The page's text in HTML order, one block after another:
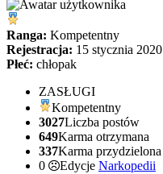
Ranga: Kompetentny
Rejestracja: 15 stycznia 2020
Płeć: chłopak
ZASŁUGI
Kompetentny
3027Liczba postów
649Karma otrzymana
337Karma przydzielona
0
Edycje Narkopedii